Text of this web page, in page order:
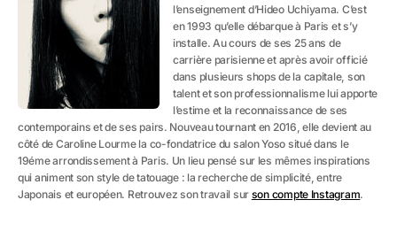
l’enseignement d’Hideo Uchiyama. C’est
en 1993 qu’elle débarque à Paris et s’y
installe. Au cours de ses 25 ans de
carrière parisienne et après avoir officié
dans plusieurs shops de la capitale, son
talent et son professionnalisme lui apporte
l’estime et la reconnaissance de ses
contemporains et de ses pairs. Nouveau tournant en 2016, elle devient au
côté de Caroline Lourme la co-fondatrice du salon Yoso situé dans le
19éme arrondissement à Paris. Un lieu pensé sur les mêmes inspirations
qui animent son style de tatouage : la recherche de simplicité, entre
Japonais et européen. Retrouvez son travail sur son compte Instagram.